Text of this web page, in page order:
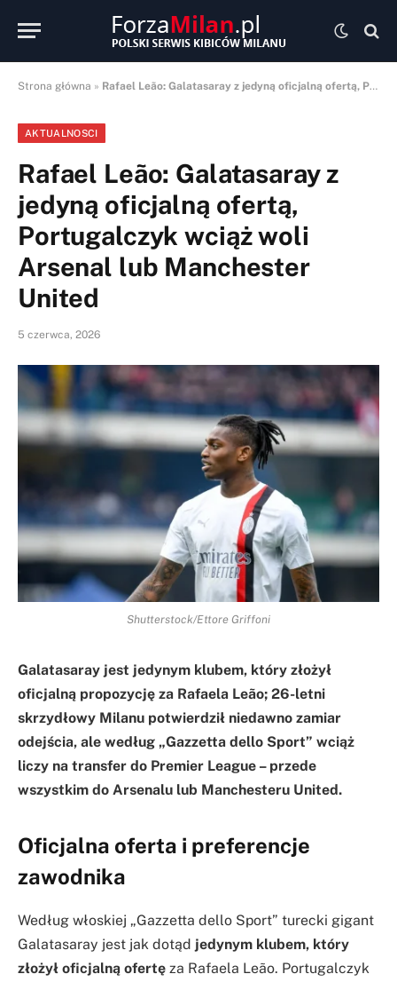
Strona główna » Rafael Leão: Galatasaray z jedyną oficjalną ofertą, Portugalczyk wciąż woli Arsenal lub Manchester United
AKTUALNOSCI
Rafael Leão: Galatasaray z
jedyną oficjalną ofertą,
Portugalczyk wciąż woli
Arsenal lub Manchester
United
5 czerwca, 2026
Shutterstock/Ettore Griffoni
Galatasaray jest jedynym klubem, który złożył
oficjalną propozycję za Rafaela Leão; 26-letni
skrzydłowy Milanu potwierdził niedawno zamiar
odejścia, ale według „Gazzetta dello Sport” wciąż
liczy na transfer do Premier League – przede
wszystkim do Arsenalu lub Manchesteru United.
Oficjalna oferta i preferencje
zawodnika
Według włoskiej „Gazzetta dello Sport” turecki gigant
Galatasaray jest jak dotąd jedynym klubem, który
złożył oficjalną ofertę za Rafaela Leão. Portugalczyk